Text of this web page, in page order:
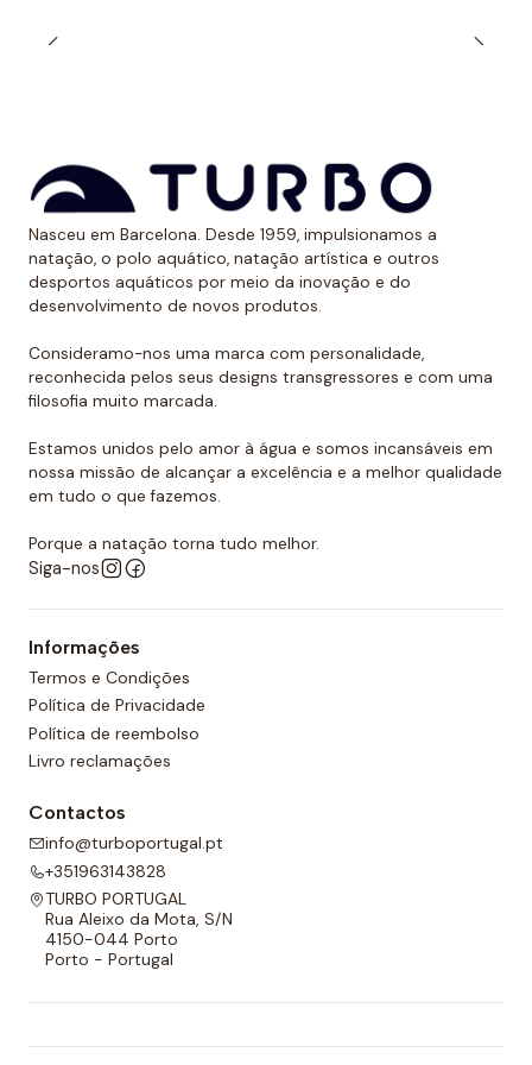
calções projetados para serem resistentes ao cloro e
muito tempo sem sofrer desgaste.
Uso recomendado de calção para
polo aquático
Da Turbo recomendamos usar o calção para praticar
polo aquático ou treinar natação. Como se encaixa
perfeitamente no corpo, dificulta que o jogador de
polo aquático seja agarrado pelos rivais, algo de vital
importância. Além disso, nossos calções não arrastam
água durante o movimento, melhorando a mobilidade
do homem que os usa. É por isso que eles podem ser
usados sem qualquer problema para natação ou
desportos aquáticos semelhantes.
Além disso, todos os calções de polo aquático têm
um forro completo na frente e nas costas e um
cordão ajustável para melhor adaptabilidade.
Nasceu em Barcelona. Desde 1959, impulsionamos a
natação, o polo aquático, natação artística e outros
desportos aquáticos por meio da inovação e do
desenvolvimento de novos produtos.
Consideramo-nos uma marca com personalidade,
reconhecida pelos seus designs transgressores e com uma
filosofia muito marcada.
Estamos unidos pelo amor à água e somos incansáveis em
nossa missão de alcançar a excelência e a melhor qualidade
em tudo o que fazemos.
Porque a natação torna tudo melhor.
Siga-nos
Informações
Termos e Condições
Política de Privacidade
Política de reembolso
Livro reclamações
Contactos
info@turboportugal.pt
+351963143828
TURBO PORTUGAL
Rua Aleixo da Mota, S/N
4150-044 Porto
Porto - Portugal